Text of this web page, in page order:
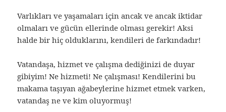
Varlıkları ve yaşamaları için ancak ve ancak iktidar
olmaları ve gücün ellerinde olması gerekir! Aksi
halde bir hiç olduklarını, kendileri de farkındadır!
Vatandaşa, hizmet ve çalışma dediğinizi de duyar
gibiyim! Ne hizmeti! Ne çalışması! Kendilerini bu
makama taşıyan ağabeylerine hizmet etmek varken,
vatandaş ne ve kim oluyormuş!